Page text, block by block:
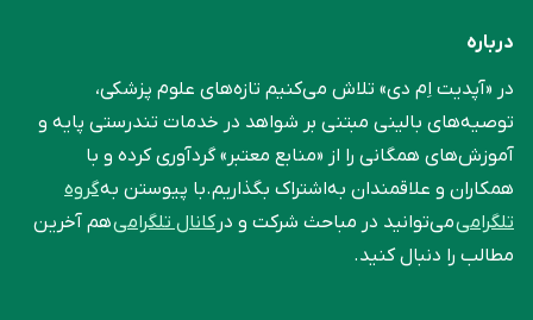
درباره
در «آپدیت اِم دی» تلاش می‌کنیم تازه‌های علوم پزشکی،
توصیه‌های بالینی مبتنی بر شواهد در خدمات تندرستی پایه و
آموزش‌های همگانی را از «منابع معتبر» گردآوری کرده و با
همکاران و علاقمندان به‌اشتراک بگذاریم.با پیوستن بهگروه
تلگرامیمی‌توانید در مباحث شرکت و درکانال تلگرامیهم آخرین
مطالب را دنبال کنید.